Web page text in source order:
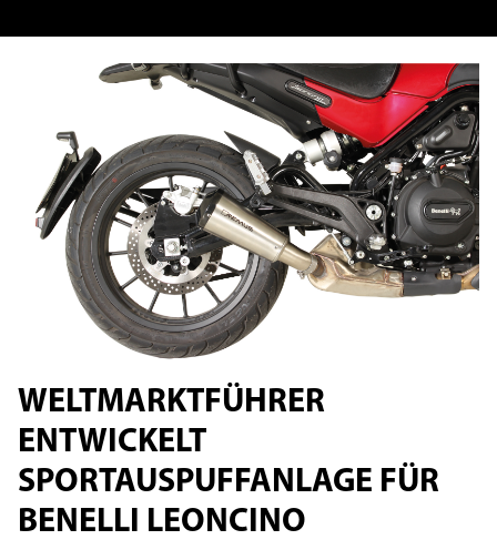
WELTMARKTFÜHRER
ENTWICKELT
SPORTAUSPUFFANLAGE FÜR
BENELLI LEONCINO